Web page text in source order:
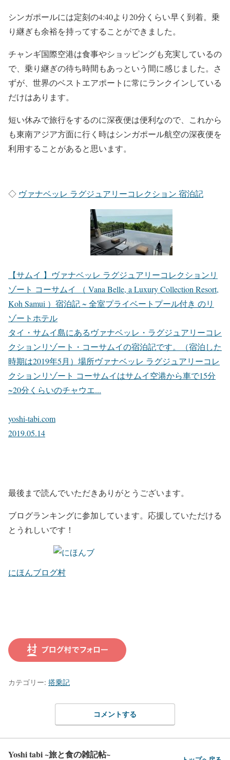
シンガポールには定刻の4:40より20分くらい早く到着。乗
り継ぎも余裕を持ってすることができました。
チャンギ国際空港は食事やショッピングも充実しているの
で、乗り継ぎの待ち時間もあっという間に感じました。さ
ずが、世界のベストエアポートに常にランクインしている
だけはあります。
短い休みで旅行をするのに深夜便は便利なので、これから
も東南アジア方面に行く時はシンガポール航空の深夜便を
利用することがあると思います。
◇ ヴァナベッレ ラグジュアリーコレクション 宿泊記
【サムイ 】ヴァナベッレ ラグジュアリーコレクションリ
ゾート コーサムイ （ Vana Belle, a Luxury Collection Resort,
Koh Samui ）宿泊記 ~ 全室プライベートプール付き のリ
ゾートホテル
タイ・サムイ島にあるヴァナベッレ・ラグジュアリーコレ
クションリゾート・コーサムイの宿泊記です。（宿泊した
時期は2019年5月）場所ヴァナベッレ ラグジュアリーコレ
クションリゾート コーサムイはサムイ空港から車で15分
~20分くらいのチャウエ...
yoshi-tabi.com
2019.05.14
最後まで読んでいただきありがとうございます。
ブログランキングに参加しています。応援していただける
とうれしいです！
にほんブログ村
カテゴリー: 搭乗記
コメントする
Yoshi tabi ~旅と食の雑記帖~